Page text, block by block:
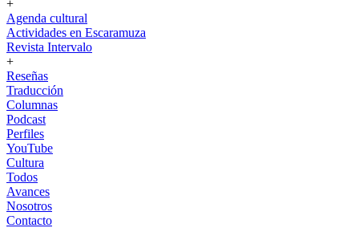
+
Agenda cultural
Actividades en Escaramuza
Revista Intervalo
+
Reseñas
Traducción
Columnas
Podcast
Perfiles
YouTube
Cultura
Todos
Avances
Nosotros
Contacto